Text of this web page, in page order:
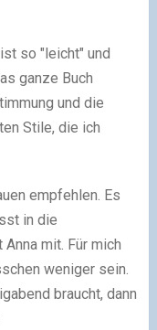
so "leicht" und
ganze Buch
und die
Stile, die ich
empfehlen. Es
in die
mit. Für mich
weniger sein.
braucht, dann